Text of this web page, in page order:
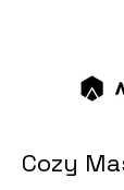
Cozy